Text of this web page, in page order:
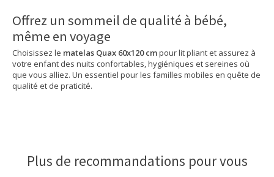
Offrez un sommeil de qualité à bébé,
même en voyage
Choisissez le matelas Quax 60x120 cmpour lit pliant et assurez à
votre enfant des nuits confortables, hygiéniques et sereines où
que vous alliez. Un essentiel pour les familles mobiles en quête de
qualité et de praticité.
Plus de recommandations pour vous